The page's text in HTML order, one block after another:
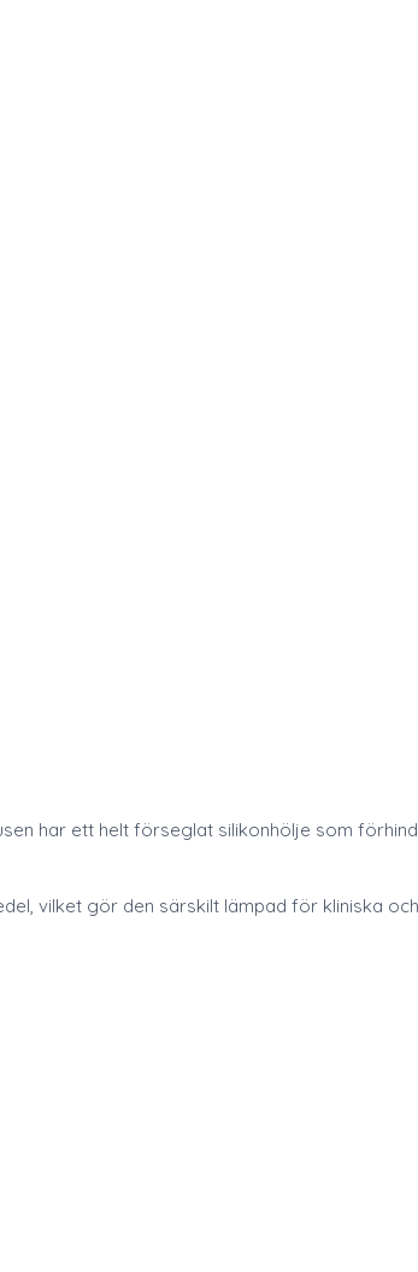
har ett helt förseglat silikonhölje som
vilket gör den särskilt lämpad för kliniska